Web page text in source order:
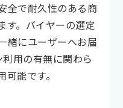
全で耐久性のある商
す。バイヤーの選定
緒にユーザーへお届
用の有無に関わら
能です。